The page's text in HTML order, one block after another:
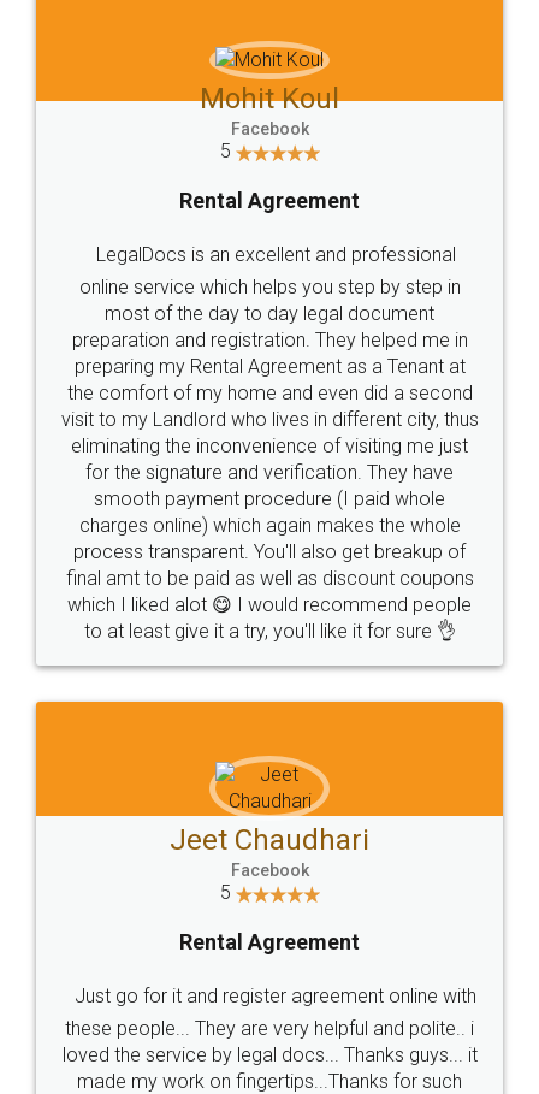
Mohit Koul
Facebook
5
Rental Agreement
LegalDocs is an excellent and professional
online service which helps you step by step in
most of the day to day legal document
preparation and registration. They helped me in
preparing my Rental Agreement as a Tenant at
the comfort of my home and even did a second
visit to my Landlord who lives in different city, thus
eliminating the inconvenience of visiting me just
for the signature and verification. They have
smooth payment procedure (I paid whole
charges online) which again makes the whole
process transparent. You'll also get breakup of
final amt to be paid as well as discount coupons
which I liked alot 😋 I would recommend people
to at least give it a try, you'll like it for sure 👌
Jeet Chaudhari
Facebook
5
Rental Agreement
Just go for it and register agreement online with
these people... They are very helpful and polite.. i
loved the service by legal docs... Thanks guys... it
made my work on fingertips...Thanks for such